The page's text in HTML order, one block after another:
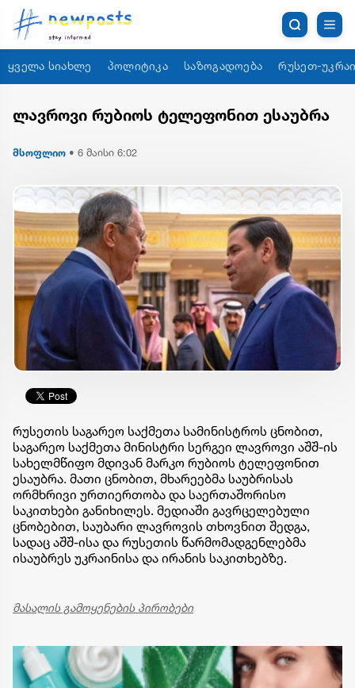
ყველა სიახლე პოლიტიკა საზოგადოება რუსეთ-
ლავროვი რუბიოს ტელეფონით ესაუბრა
მსოფლიო • 6 მაისი 6:02
რუსეთის საგარეო საქმეთა სამინისტროს ცნობით,
საგარეო საქმეთა მინისტრი სერგეი ლავროვი აშშ-ის
სახელმწიფო მდივან მარკო რუბიოს ტელეფონით
ესაუბრა. მათი ცნობით, მხარეებმა საუბრისას
ორმხრივი ურთიერთობა და საერთაშორისო
საკითხები განიხილეს. მედიაში გავრცელებული
ცნობებით, საუბარი ლავროვის თხოვნით შედგა,
სადაც აშშ-ისა და რუსეთის წარმომადგენლებმა
ისაუბრეს უკრაინისა და ირანის საკითხებზე.
მასალის გამოყენების პირობები